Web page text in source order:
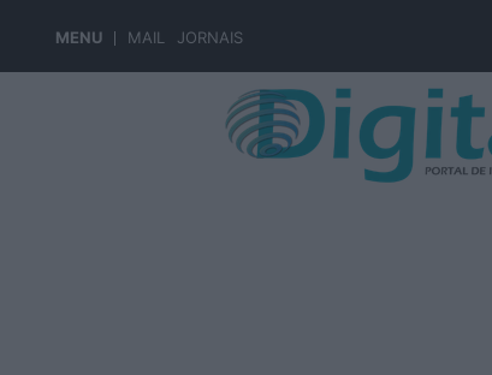
MENU MAIL JORNAIS